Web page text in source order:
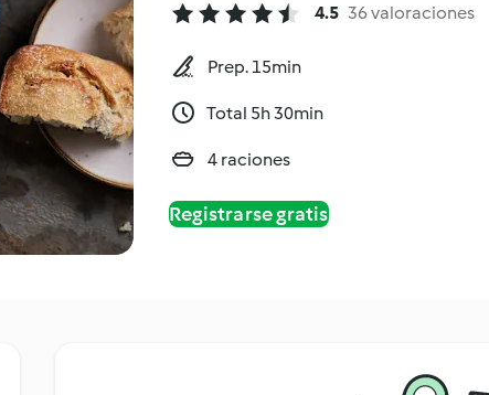
4.5 36 valoraciones
Prep. 15min
Total 5h 30min
4 raciones
Registrarse gratis